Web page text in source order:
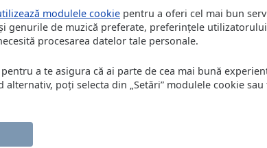
modulele cookie pentru a oferi cel mai bun
genurile de muzică preferate, preferințele
procesarea datelor tale personale.
pentru a te asigura că ai parte de cea mai bună
alternativ, poți selecta din „Setări” modulele cookie
și FM :)